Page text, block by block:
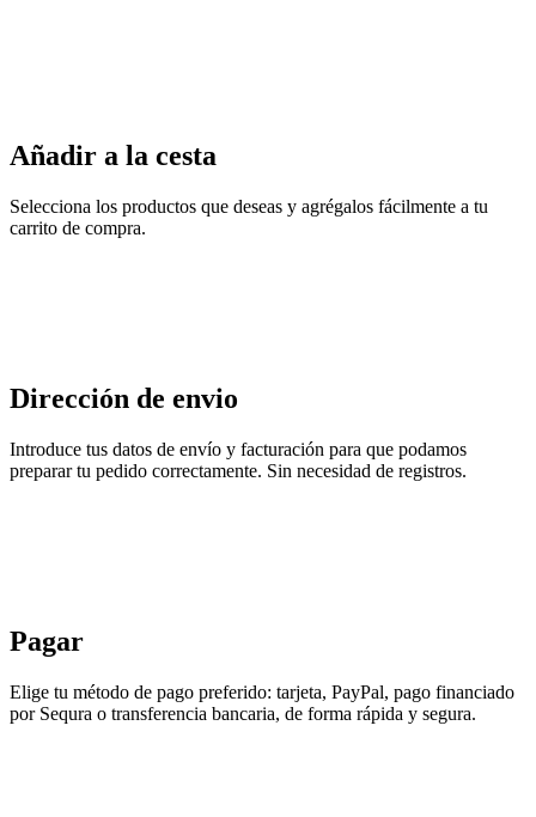
Añadir a la cesta
Selecciona los productos que deseas y agrégalos fácilmente a tu
carrito de compra.
Dirección de envio
Introduce tus datos de envío y facturación para que podamos
preparar tu pedido correctamente. Sin necesidad de registros.
Pagar
Elige tu método de pago preferido: tarjeta, PayPal, pago financiado
por Sequra o transferencia bancaria, de forma rápida y segura.